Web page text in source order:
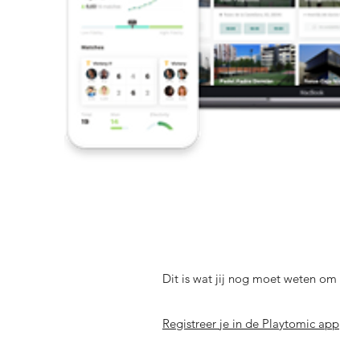
Dit is wat jij nog moet weten om
Registreer je in de Playtomic app